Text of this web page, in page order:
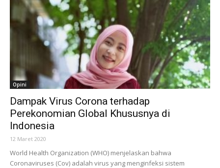
Opini
Dampak Virus Corona terhadap
Perekonomian Global Khususnya di
Indonesia
12 Maret 2020
World Health Organization (WHO) menjelaskan bahwa
Coronaviruses (Cov) adalah virus yang menginfeksi sistem